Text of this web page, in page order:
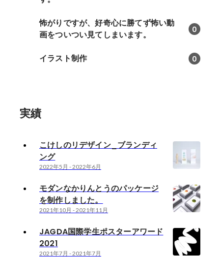
怖がりですが、好奇心に勝てず怖い動
画をついつい見てしまいます。
0
イラスト制作 0
実績
こけしのリデザイン_ブランディ
ング
2022年5月 -2022年6月
モダンなかりんとうのパッケージ
を制作しました。
2021年10月 -2021年11月
JAGDA国際学生ポスターアワード
2021
2021年7月 -2021年7月